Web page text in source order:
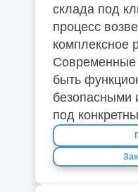
склада под
процесс
комплексное
быть
безопасными
под